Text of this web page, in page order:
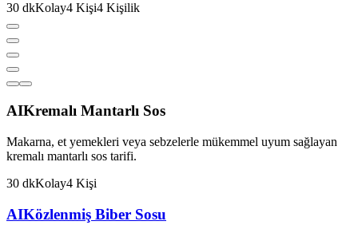
30 dkKolay4 Kişi4 Kişilik
AIKremalı Mantarlı Sos
Makarna, et yemekleri veya sebzelerle mükemmel uyum sağlayan
kremalı mantarlı sos tarifi.
30 dkKolay4 Kişi
AIKözlenmiş Biber Sosu